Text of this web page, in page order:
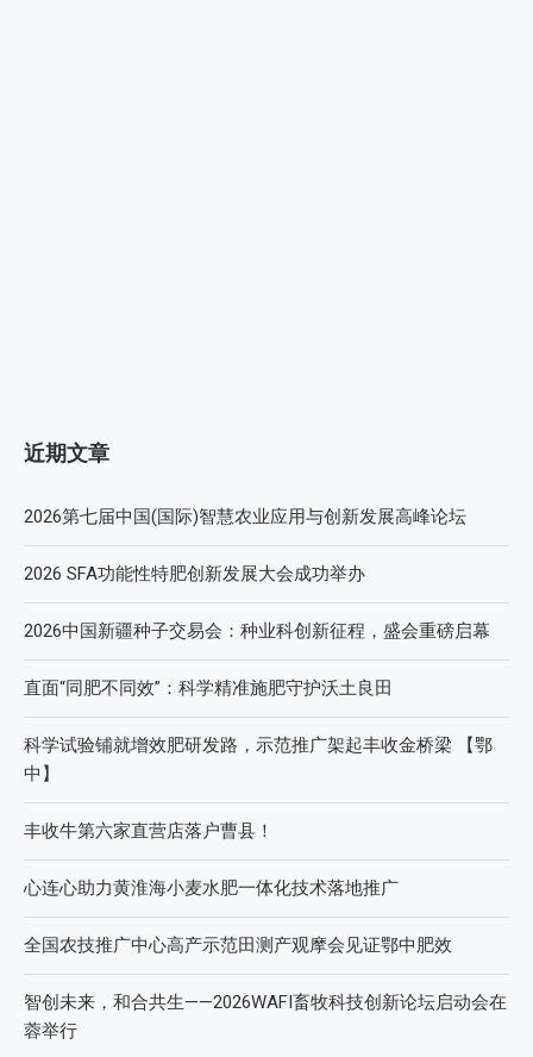
近期文章
2026第七届中国(国际)智慧农业应用与创新发展高峰论坛
2026 SFA功能性特肥创新发展大会成功举办
2026中国新疆种子交易会：种业科创新征程，盛会重磅启幕
直面“同肥不同效”：科学精准施肥守护沃土良田
科学试验铺就增效肥研发路，示范推广架起丰收金桥梁 【鄂
中】
丰收牛第六家直营店落户曹县！
心连心助力黄淮海小麦水肥一体化技术落地推广
全国农技推广中心高产示范田测产观摩会见证鄂中肥效
智创未来，和合共生——2026WAFI畜牧科技创新论坛启动会在
蓉举行